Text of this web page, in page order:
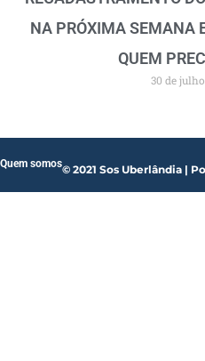
NA PRÓXIMA SEMANA
QUEM
30 de
© 2021 Sos Uberlândia |
Quem somos